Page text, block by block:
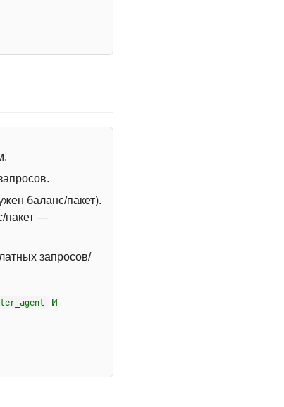
баланс/пакет).
пакет —
запросов/
и